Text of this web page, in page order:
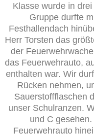
Klasse wurde in
Gruppe durfte
Festhallendach
Herr Torsten das
der
das Feuerwehrauto,
enthalten war. Wir
Rücken nehmen,
Sauerstoffflaschen
unser Schulranzen.
und C
Feuerwehrauto